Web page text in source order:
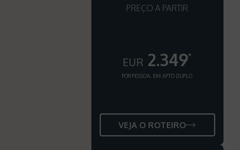
PREÇO A PARTIR
EUR 2.349*
POR PESSOA, EM APTO DUPLO
VEJA O ROTEIRO